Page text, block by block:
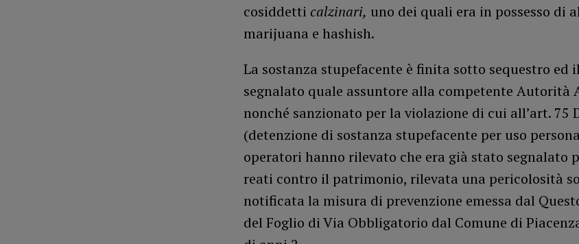
cosiddetti calzinari, uno dei quali era in possesso di
marijuana e hashish.
La sostanza stupefacente è finita sotto sequestro ed
segnalato quale assuntore alla competente
nonché sanzionato per la violazione di cui all’art. 75
(detenzione di sostanza stupefacente per uso
operatori hanno rilevato che era già stato segnalato
reati contro il patrimonio, rilevata una pericolosità
notificata la misura di prevenzione emessa dal
del Foglio di Via Obbligatorio dal Comune di